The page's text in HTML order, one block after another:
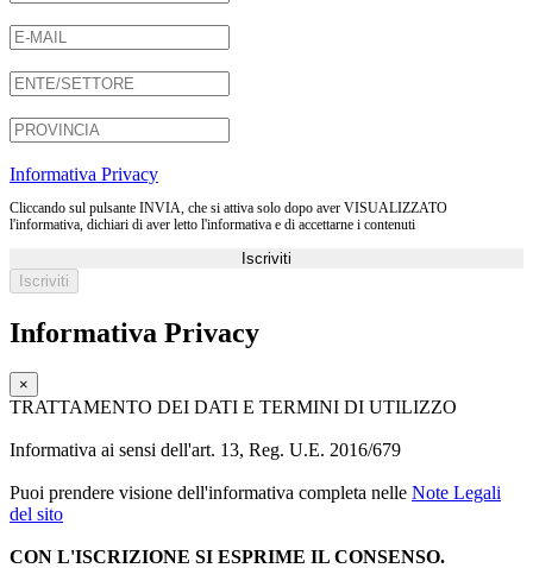
Informativa Privacy
Cliccando sul pulsante INVIA, che si attiva solo dopo aver VISUALIZZATO
l'informativa, dichiari di aver letto l'informativa e di accettarne i contenuti
Iscriviti
Informativa Privacy
×
TRATTAMENTO DEI DATI E TERMINI DI UTILIZZO
Informativa ai sensi dell'art. 13, Reg. U.E. 2016/679
Puoi prendere visione dell'informativa completa nelle Note Legali
del sito
CON L'ISCRIZIONE SI ESPRIME IL CONSENSO.